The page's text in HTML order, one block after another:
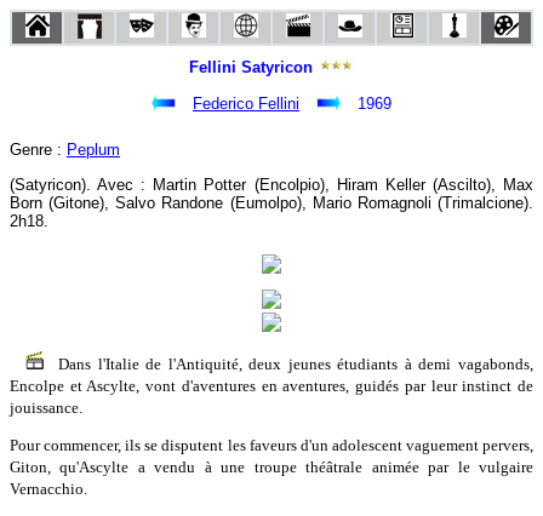
Fellini Satyricon
Federico Fellini
1969
Genre : Peplum
(Satyricon). Avec : Martin Potter (Encolpio), Hiram Keller (Ascilto), Max
Born (Gitone), Salvo Randone (Eumolpo), Mario Romagnoli (Trimalcione).
2h18.
Dans l'Italie de l'Antiquité, deux jeunes étudiants à demi vagabonds,
Encolpe et Ascylte, vont d'aventures en aventures, guidés par leur instinct de
jouissance.
Pour commencer, ils se disputent les faveurs d'un adolescent vaguement pervers,
Giton, qu'Ascylte a vendu à une troupe théâtrale animée par le vulgaire
Vernacchio.